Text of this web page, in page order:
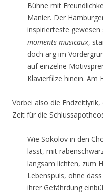
Bühne mit
Manier. Der
inspirierteste gewesen
moments musicaux,
doch arg im
auf einzelne
Klavierfilze hinein. Am
Vorbei also die
Zeit für die
Wie Sokolov in den
lässt, mit
langsam lichten, zum
Lebenspuls, ohne
ihrer Gefährdung